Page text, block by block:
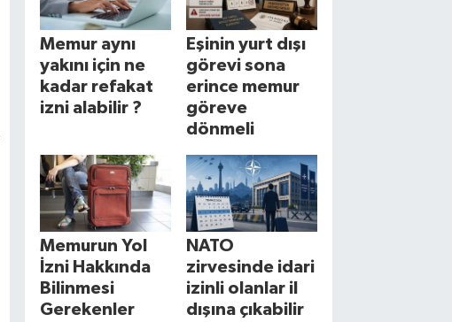
Memur aynı
yakını için ne
kadar refakat
izni alabilir ?
Eşinin yurt dışı
görevi sona
erince memur
göreve
dönmeli
Memurun Yol
İzni Hakkında
Bilinmesi
Gerekenler
NATO
zirvesinde idari
izinli olanlar il
dışına çıkabilir